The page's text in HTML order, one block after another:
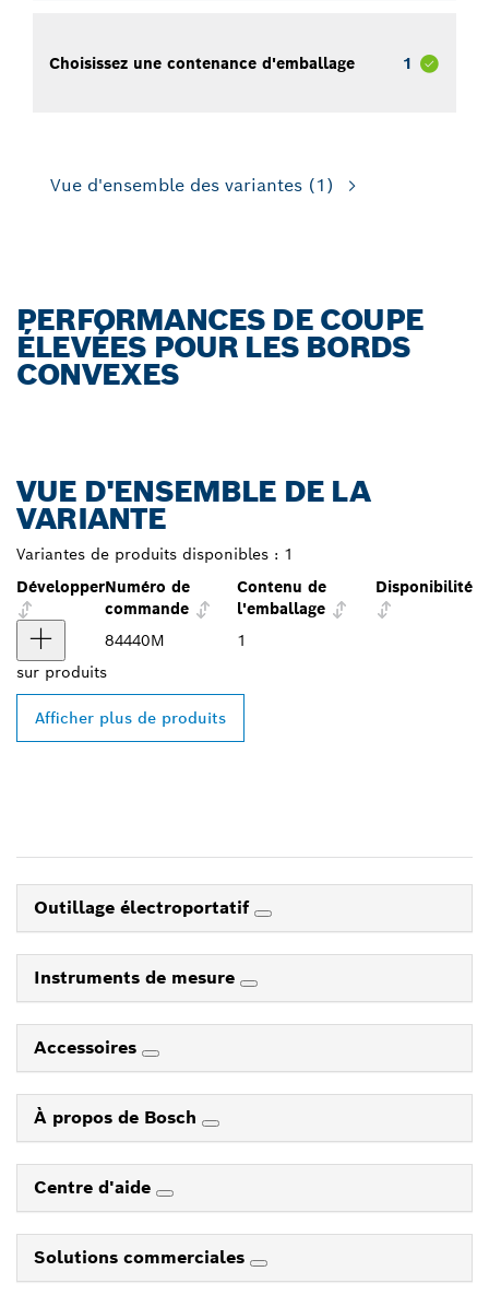
Choisissez une contenance d'emballage 1
Vue d'ensemble des variantes (1)
PERFORMANCES DE COUPE
ÉLEVÉES POUR LES BORDS
CONVEXES
VUE D'ENSEMBLE DE LA
VARIANTE
Variantes de produits disponibles : 1
DévelopperNuméro de
commande
Contenu de
l'emballage
Disponibilité
84440M
1
sur produits
Afficher plus de produits
Outillage électroportatif
Instruments de mesure
Accessoires
À propos de Bosch
Centre d'aide
Solutions commerciales